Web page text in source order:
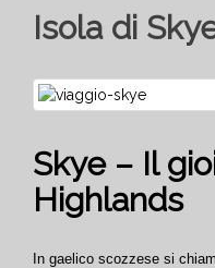
Isola di
Skye – Il
Highlands
In gaelico scozzese si